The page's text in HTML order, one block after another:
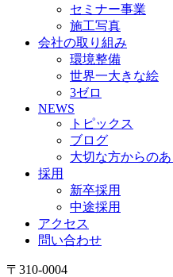
セミナー事業
施工写真
会社の取り組み
環境整備
世界一大きな絵
3ゼロ
NEWS
トピックス
ブログ
大切な方からのあ
採用
新卒採用
中途採用
アクセス
問い合わせ
〒310-0004